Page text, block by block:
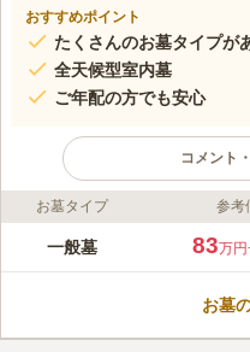
おすすめポイント
たくさんのお墓タイプが
全天候型室内墓
ご年配の方でも安心
コメント
ライフドット編集部のコメント
歓名寺は台東区元浅草
歩5分の好立地の場所
お墓タイプ 参考
一般墓 83万円
お墓